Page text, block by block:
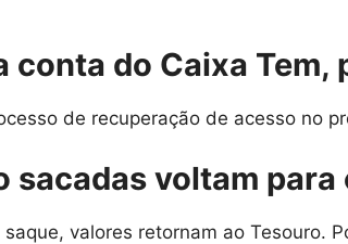
conta do Caixa Tem,
de recuperação de acesso no
sacadas voltam para
valores retornam ao Tesouro.